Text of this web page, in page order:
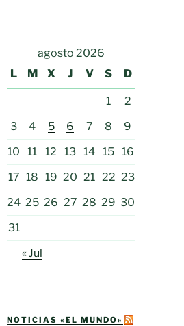
agosto 2026
L
M X J V S D
1
2
3
4 5 6 7 8
9
10
11 12 13 14 15 16
17 18 19 20 21 22 23
24 25 26 27 28 29 30
31
« Jul
NOTICIAS «EL MUNDO»